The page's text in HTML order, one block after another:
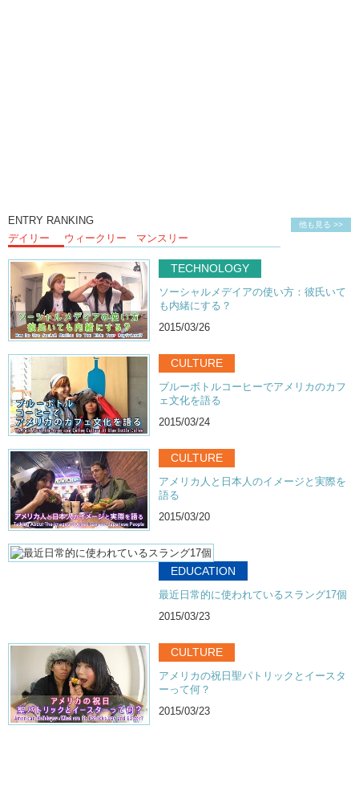
他も見る >>
ENTRY RANKING
デイリー
ウィークリー マンスリー
TECHNOLOGY
ソーシャルメデイアの使い方：彼氏いて
も内緒にする？
2015/03/26
CULTURE
ブルーボトルコーヒーでアメリカのカフ
ェ文化を語る
2015/03/24
CULTURE
アメリカ人と日本人のイメージと実際を
語る
2015/03/20
EDUCATION
最近日常的に使われているスラング17個
2015/03/23
CULTURE
アメリカの祝日聖パトリックとイースタ
ーって何？
2015/03/23